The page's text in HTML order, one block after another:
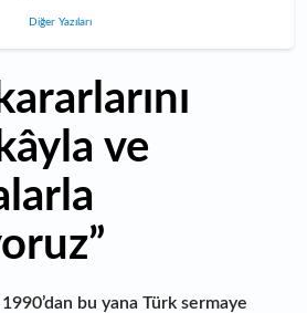
Diğer Yazıları
ve
bu yana Türk sermaye